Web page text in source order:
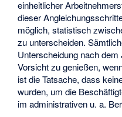
einheitlicher
dieser
möglich, statistisch
zu unterscheiden.
Unterscheidung nach
Vorsicht zu genießen,
ist die Tatsache, dass
wurden, um die
im administrativen u. a.